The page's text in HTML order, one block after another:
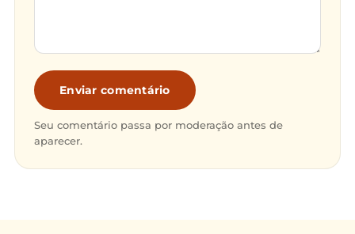
Enviar comentário
Seu comentário passa por moderação antes de
aparecer.